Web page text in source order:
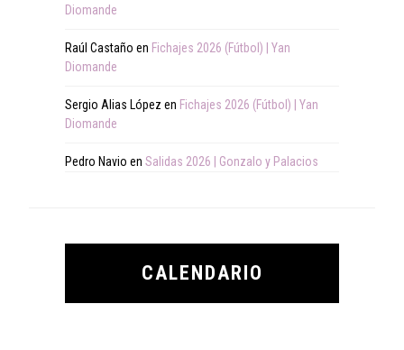
Diomande
Raúl Castaño en Fichajes 2026 (Fútbol) | Yan
Diomande
Sergio Alias López en Fichajes 2026 (Fútbol) | Yan
Diomande
Pedro Navio en Salidas 2026 | Gonzalo y Palacios
CALENDARIO